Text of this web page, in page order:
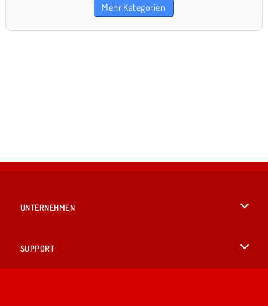
Mehr Kategorien
UNTERNEHMEN
SUPPORT